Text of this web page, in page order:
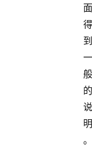
面
得
到
一
般
的
说
明
。